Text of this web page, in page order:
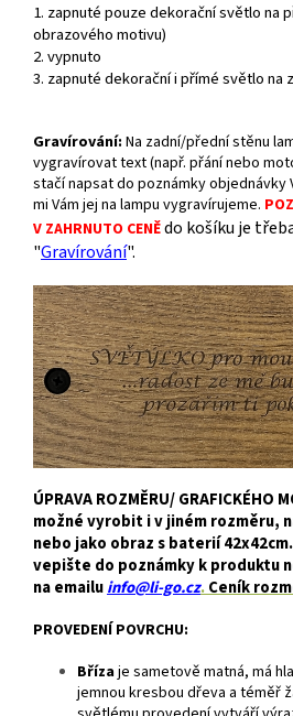
1. zapnuté pouze dekorační světlo na
obrazového motivu)
2. vypnuto
3. zapnuté dekorační i přímé světlo na
Gravírování: Na zadní/přední stěnu
vygravírovat text (např. přání nebo
stačí napsat do poznámky objednávky
mi Vám jej na lampu vygravírujeme.
V ZAHRNUTO CENĚdo košíku je
"Gravírování".
ÚPRAVA ROZMĚRU/ GRAFICKÉHO
možné vyrobit i v jiném rozměru,
nebo jako obraz s baterií
vepište do poznámky k produktu
na emailuinfo@li-go.cz.Ceník
PROVEDENÍ POVRCHU:
Břízaje sametově matná, má
jemnou kresbou dřeva a téměř